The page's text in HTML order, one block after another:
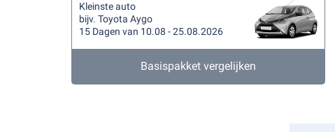
Kleinste auto
bijv. Toyota Aygo
15 Dagen van 10.08 - 25.08.2026
Basispakket vergelijken